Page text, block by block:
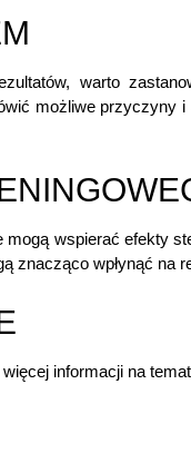
warto
możliwe przyczyny i
wspierać efekty
znacząco wpłynąć na
informacji na